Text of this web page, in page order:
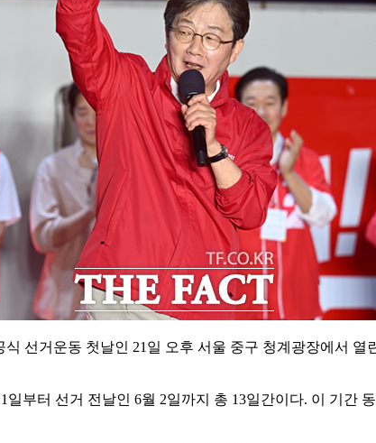
선거운동 첫날인 21일 오후 서울 중구 청계광장에서
부터 선거 전날인 6월 2일까지 총 13일간이다. 이 기간